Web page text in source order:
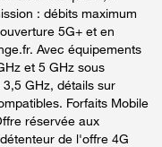
: débits maximum
5G+ et en
Avec équipements
et 5 GHz sous
GHz, détails sur
Forfaits Mobile
réservée aux
de l'offre 4G